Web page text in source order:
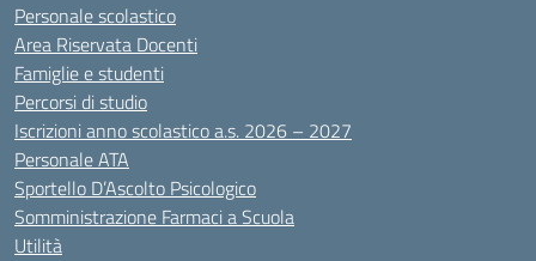
Personale scolastico
Area Riservata Docenti
Famiglie e studenti
Percorsi di studio
Iscrizioni anno scolastico a.s. 2026 – 2027
Personale ATA
Sportello D’Ascolto Psicologico
Somministrazione Farmaci a Scuola
Utilità